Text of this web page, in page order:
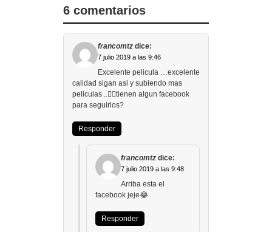
6 comentarios
francomtz dice:
7 julio 2019 a las 9:46
Excelente pelicula …excelente
calidad sigan asi y subiendo mas
peliculas ..👍🏻tienen algun facebook
para seguirlos?
Responder
francomtz dice:
7 julio 2019 a las 9:48
Arriba esta el
facebook jeje😂
Responder